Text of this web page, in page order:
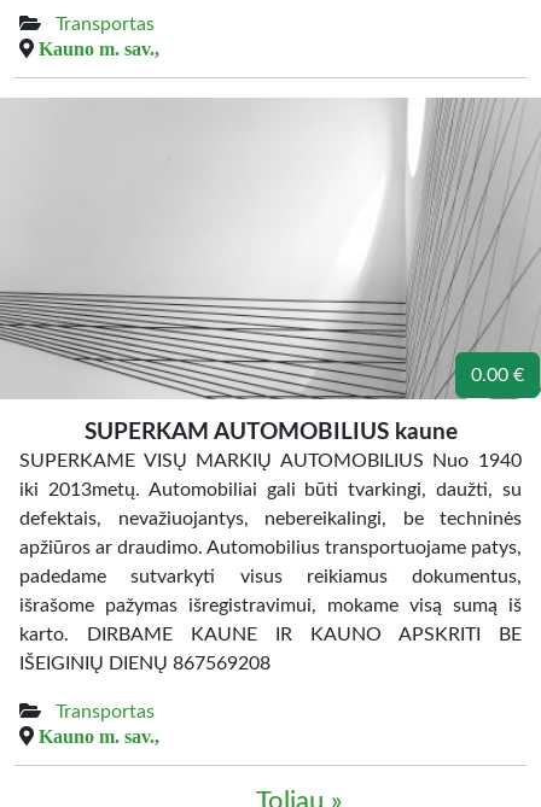
Transportas
Kauno m. sav.,
0.00 €
SUPERKAM AUTOMOBILIUS kaune
SUPERKAME VISŲ MARKIŲ AUTOMOBILIUS Nuo 1940
iki 2013metų. Automobiliai gali būti tvarkingi, daužti, su
defektais, nevažiuojantys, nebereikalingi, be techninės
apžiūros ar draudimo. Automobilius transportuojame patys,
padedame sutvarkyti visus reikiamus dokumentus,
išrašome pažymas išregistravimui, mokame visą sumą iš
karto. DIRBAME KAUNE IR KAUNO APSKRITI BE
IŠEIGINIŲ DIENŲ 867569208
Transportas
Kauno m. sav.,
Toliau »